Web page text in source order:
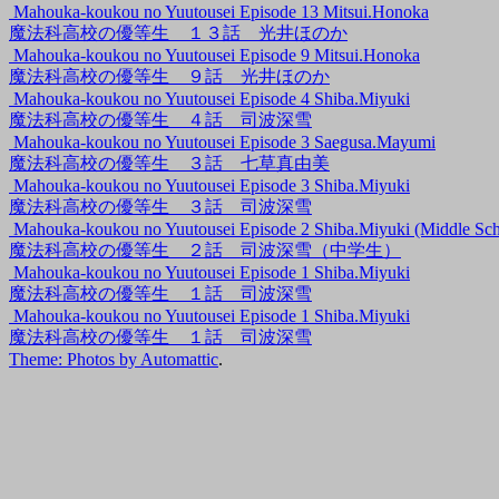
Mahouka-koukou no Yuutousei Episode 13 Mitsui.Honoka
魔法科高校の優等生 １３話 光井ほのか
Mahouka-koukou no Yuutousei Episode 9 Mitsui.Honoka
魔法科高校の優等生 ９話 光井ほのか
Mahouka-koukou no Yuutousei Episode 4 Shiba.Miyuki
魔法科高校の優等生 ４話 司波深雪
Mahouka-koukou no Yuutousei Episode 3 Saegusa.Mayumi
魔法科高校の優等生 ３話 七草真由美
Mahouka-koukou no Yuutousei Episode 3 Shiba.Miyuki
魔法科高校の優等生 ３話 司波深雪
Mahouka-koukou no Yuutousei Episode 2 Shiba.Miyuki (Middle
魔法科高校の優等生 ２話 司波深雪（中学生）
Mahouka-koukou no Yuutousei Episode 1 Shiba.Miyuki
魔法科高校の優等生 １話 司波深雪
Mahouka-koukou no Yuutousei Episode 1 Shiba.Miyuki
魔法科高校の優等生 １話 司波深雪
Theme: Photos by Automattic.